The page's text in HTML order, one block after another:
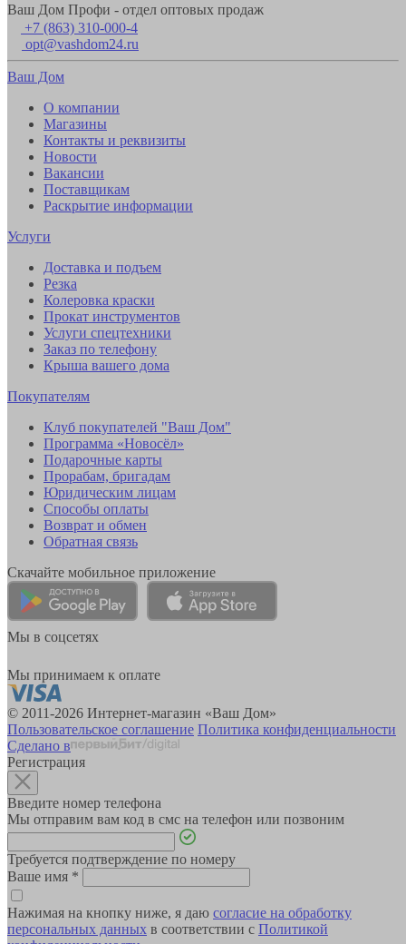
Ваш Дом Профи - отдел оптовых продаж
+7 (863) 310-000-4
opt@vashdom24.ru
Ваш Дом
О компании
Магазины
Контакты и реквизиты
Новости
Вакансии
Поставщикам
Раскрытие информации
Услуги
Доставка и подъем
Резка
Колеровка краски
Прокат инструментов
Услуги спецтехники
Заказ по телефону
Крыша вашего дома
Покупателям
Клуб покупателей "Ваш Дом"
Программа «Новосёл»
Подарочные карты
Прорабам, бригадам
Юридическим лицам
Способы оплаты
Возврат и обмен
Обратная связь
Скачайте мобильное приложение
Мы в соцсетях
Мы принимаем к оплате
© 2011-2026 Интернет-магазин «Ваш Дом»
Пользовательское соглашение Политика конфиденциальности
Сделано в
Регистрация
Введите номер телефона
Мы отправим вам код в смс на телефон или позвоним
Требуется подтверждение по номеру
Ваше имя *
Нажимая на кнопку ниже, я даю согласие на обработку
персональных данных в соответствии с Политикой